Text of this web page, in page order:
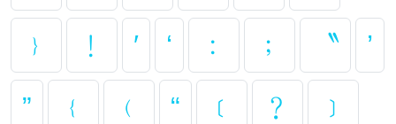
﹜
﹗ ′ ‘ ﹕ ﹔ 〝
’
”
﹛ ﹙ “ ﹝ ﹖
﹞